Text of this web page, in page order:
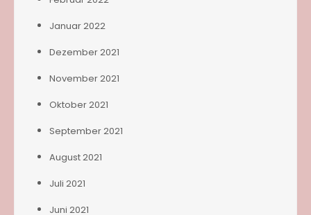
Januar 2022
Dezember 2021
November 2021
Oktober 2021
September 2021
August 2021
Juli 2021
Juni 2021